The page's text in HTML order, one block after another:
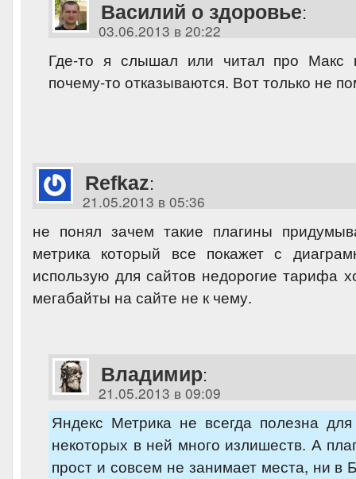
Василий о здоровье:
03.06.2013 в 20:22
Где-то я слышал или читал про Макс
почему-то отказываются. Вот только не
Refkaz:
21.05.2013 в 05:36
не понял зачем такие плагины
метрика который все покажет с
использую для сайтов недорогие тарифа
мегабайты на сайте не к чему.
Владимир:
21.05.2013 в 09:09
Яндекс Метрика не всегда полезна
некоторых в ней много излишеств. А
прост и совсем не занимает места, ни